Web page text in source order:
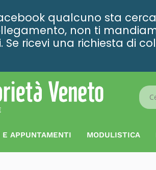
qualcuno sta
non ti
Se ricevi una richiesta di
...
E APPUNTAMENTI MODULISTICA